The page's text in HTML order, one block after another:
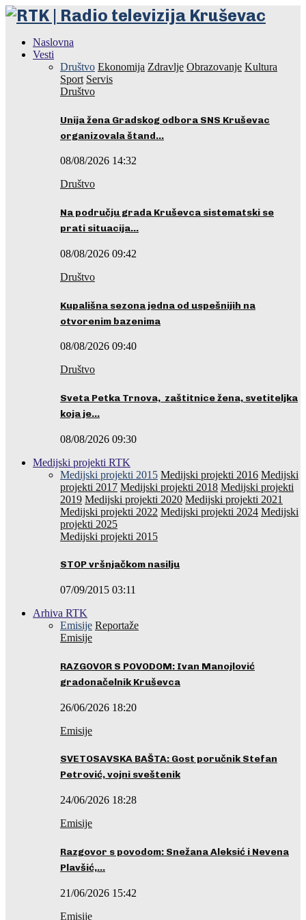
Naslovna
Vesti
Društvo Ekonomija Zdravlje Obrazovanje Kultura
Sport Servis
Društvo
Unija žena Gradskog odbora SNS Kruševac
organizovala štand…
08/08/2026 14:32
Društvo
Na području grada Kruševca sistematski se
prati situacija…
08/08/2026 09:42
Društvo
Kupališna sezona jedna od uspešnijih na
otvorenim bazenima
08/08/2026 09:40
Društvo
Sveta Petka Trnova, zaštitnice žena, svetiteljka
koja je…
08/08/2026 09:30
Medijski projekti RTK
Medijski projekti 2015 Medijski projekti 2016 Medijski
projekti 2017 Medijski projekti 2018 Medijski projekti
2019 Medijski projekti 2020 Medijski projekti 2021
Medijski projekti 2022 Medijski projekti 2024 Medijski
projekti 2025
Medijski projekti 2015
STOP vršnjačkom nasilju
07/09/2015 03:11
Arhiva RTK
Emisije Reportaže
Emisije
RAZGOVOR S POVODOM: Ivan Manojlović
gradonačelnik Kruševca
26/06/2026 18:20
Emisije
SVETOSAVSKA BAŠTA: Gost poručnik Stefan
Petrović, vojni sveštenik
24/06/2026 18:28
Emisije
Razgovor s povodom: Snežana Aleksić i Nevena
Plavšić,…
21/06/2026 15:42
Emisije